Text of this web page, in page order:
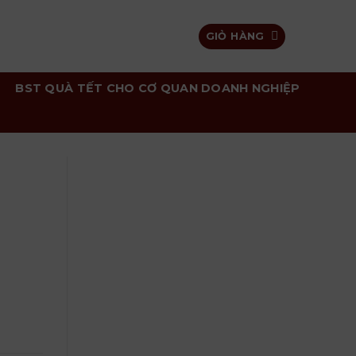
GIỎ HÀNG
BST QUÀ TẾT CHO CƠ QUAN DOANH NGHIỆP